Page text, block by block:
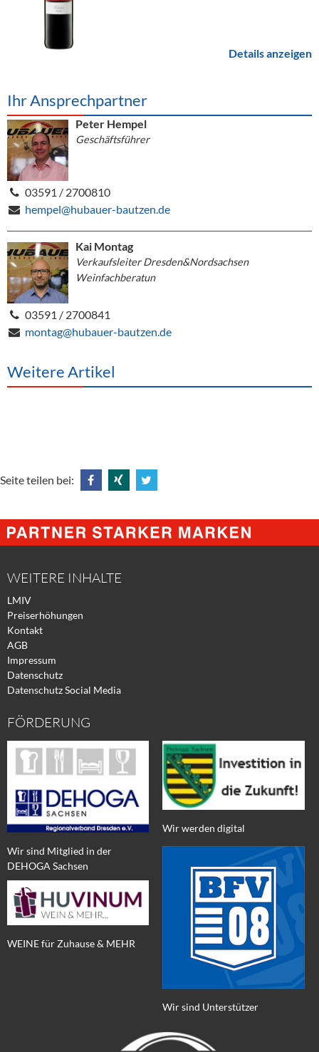
Details anzeigen
Ihr Ansprechpartner
Peter Hempel
Geschäftsführer
03591 / 2700810
hempel@hubauer-bautzen.de
Kai Montag
Verkaufsleiter Dresden&Nordsachsen
Weinfachberatun
03591 / 2700841
montag@hubauer-bautzen.de
Weitere Artikel
Seite teilen bei:
@
Facebook
@
Xing
@
Twitter
WEITERE INHALTE
LMIV
Preiserhöhungen
Kontakt
AGB
Impressum
Datenschutz
Datenschutz Social Media
FÖRDERUNG
Wir sind Mitglied in der
DEHOGA Sachsen
WEINE für Zuhause & MEHR
Wir werden digital
Wir sind Unterstützer